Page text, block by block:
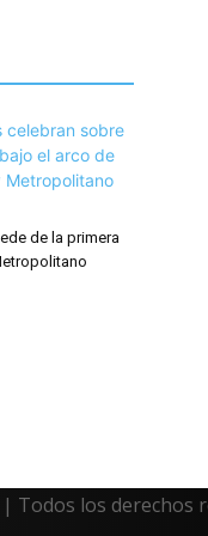
de la primera
| Todos los derechos